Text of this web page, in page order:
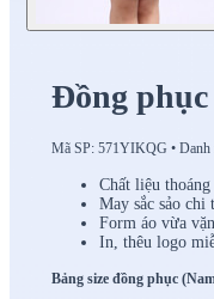
Đồng phục
Mã SP: 571YIKQG • Danh
Chất liệu
May sắc sảo
Form áo vừa
In, thêu logo
Bảng size đồng phục